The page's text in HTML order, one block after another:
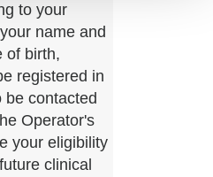
to your
name and
of birth,
registered in
be contacted
Operator's
your eligibility
clinical